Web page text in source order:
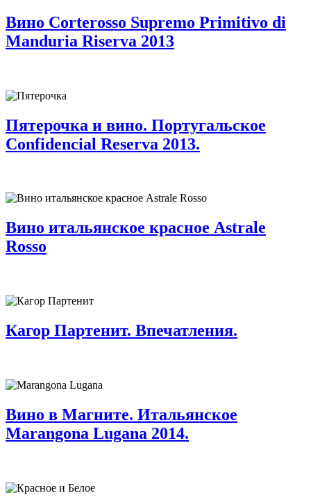
Вино Corterosso Supremo Primitivo di
Manduria Riserva 2013
Пятерочка и вино. Португальское
Confidencial Reserva 2013.
Вино итальянское красное Astrale
Rosso
Кагор Партенит. Впечатления.
Вино в Магните. Итальянское
Marangona Lugana 2014.